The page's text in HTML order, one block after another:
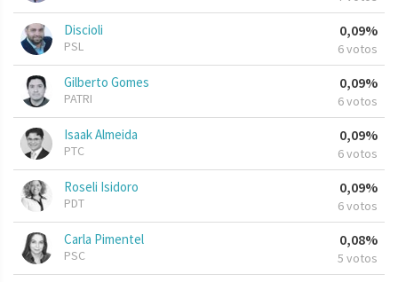
Discioli
PSL
0,09%
6 votos
Gilberto Gomes
PATRI
0,09%
6 votos
Isaak Almeida
PTC
0,09%
6 votos
Roseli Isidoro
PDT
0,09%
6 votos
Carla Pimentel
PSC
0,08%
5 votos